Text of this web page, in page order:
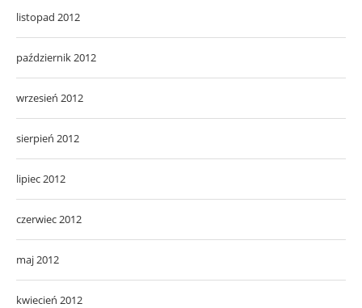
listopad 2012
październik 2012
wrzesień 2012
sierpień 2012
lipiec 2012
czerwiec 2012
maj 2012
kwiecień 2012